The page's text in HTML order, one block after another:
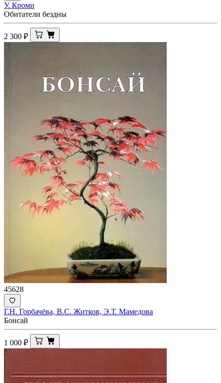
У. Кроми
Обитатели бездны
2 300 ₽
45628
Г.Н. Горбачёва, В.С. Житков, Э.Т. Мамедова
Бонсай
1 000 ₽